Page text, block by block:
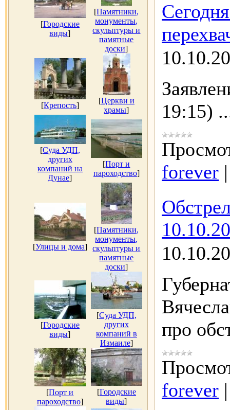
[Городские
виды]
[Памятники,
монументы,
скульптуры и
памятные
доски]
[Крепость]
[Церкви и
храмы]
[Суда УДП,
других
компаний на
Дунае]
[Порт и
пароходство]
[Улицы и дома]
[Памятники,
монументы,
скульптуры и
памятные
доски]
[Городские
виды]
[Суда УДП,
других
компаний в
Измаиле]
[Порт и
пароходство]
[Городские
виды]
19:15)
forever
про
forever